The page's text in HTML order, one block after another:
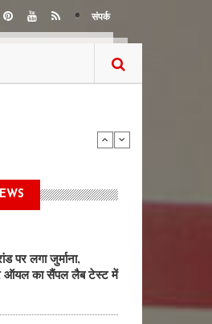
संपर्क
पर लगा जुर्माना,
ऑयल का सैंपल लैब टेस्ट में